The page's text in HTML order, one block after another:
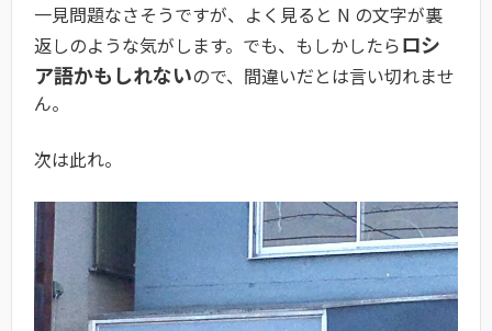
一見問題なさそうですが、よく見ると N の文字が裏
返しのような気がします。でも、もしかしたらロシ
ア語かもしれないので、間違いだとは言い切れませ
ん。
次は此れ。